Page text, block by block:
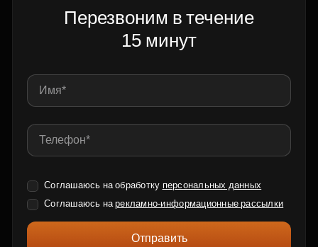
Перезвоним в течение
15 минут
Соглашаюсь на обработку персональных данных
Соглашаюсь нарекламно-информационные рассылки
Отправить